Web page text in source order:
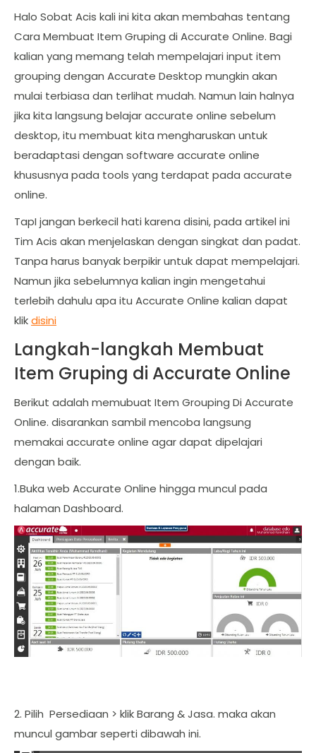
Halo Sobat Acis kali ini kita akan membahas tentang
Cara Membuat Item Gruping di Accurate Online. Bagi
kalian yang memang telah mempelajari input item
grouping dengan Accurate Desktop mungkin akan
mulai terbiasa dan terlihat mudah. Namun lain halnya
jika kita langsung belajar accurate online sebelum
desktop, itu membuat kita mengharuskan untuk
beradaptasi dengan software accurate online
khususnya pada tools yang terdapat pada accurate
online.
TapI jangan berkecil hati karena disini, pada artikel ini
Tim Acis akan menjelaskan dengan singkat dan padat.
Tanpa harus banyak berpikir untuk dapat mempelajari.
Namun jika sebelumnya kalian ingin mengetahui
terlebih dahulu apa itu Accurate Online kalian dapat
klikdisini
Langkah-langkah Membuat
Item Gruping di Accurate Online
Berikut adalah memubuat Item Grouping Di Accurate
Online. disarankan sambil mencoba langsung
memakai accurate online agar dapat dipelajari
dengan baik.
1.Buka web Accurate Online hingga muncul pada
halaman Dashboard.
2. Pilih Persediaan > klik Barang & Jasa. maka akan
muncul gambar seperti dibawah ini.